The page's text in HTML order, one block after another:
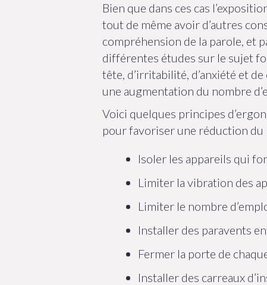
Bien que dans ces cas
tout de même avoir d’autres
compréhension de la parole, et
différentes études sur le sujet
tête, d’irritabilité, d’anxiété et
une augmentation du nombre
Voici quelques principes
pour favoriser une réduction du
Isoler les appareils qui
Limiter la vibration des
Limiter le nombre
Installer des paravents
Fermer la porte de
Installer des carreaux